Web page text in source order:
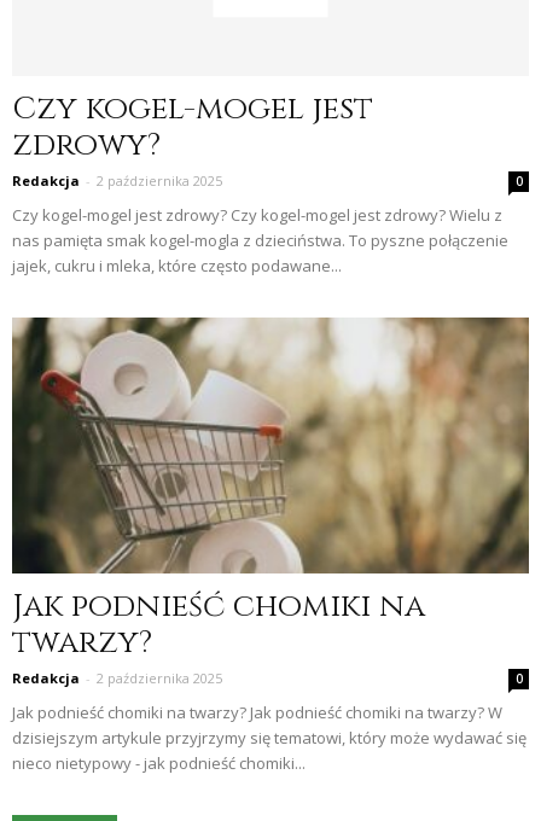
Czy kogel-mogel jest
zdrowy?
Redakcja - 2 października 2025 0
Czy kogel-mogel jest zdrowy? Czy kogel-mogel jest zdrowy? Wielu z
nas pamięta smak kogel-mogla z dzieciństwa. To pyszne połączenie
jajek, cukru i mleka, które często podawane...
Jak podnieść chomiki na
twarzy?
Redakcja - 2 października 2025 0
Jak podnieść chomiki na twarzy? Jak podnieść chomiki na twarzy? W
dzisiejszym artykule przyjrzymy się tematowi, który może wydawać się
nieco nietypowy - jak podnieść chomiki...